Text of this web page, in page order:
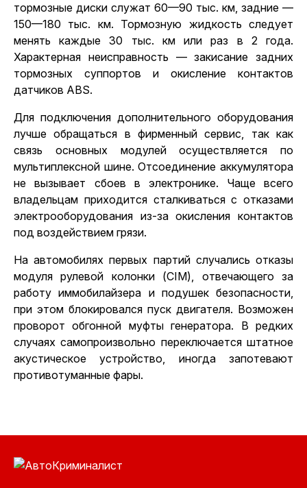
тормозные диски служат 60—90 тыс. км, задние —
150—180 тыс. км. Тормозную жидкость следует
менять каждые 30 тыс. км или раз в 2 года.
Характерная неисправность — закисание задних
тормозных суппортов и окисление контактов
датчиков ABS.
Для подключения дополнительного оборудования
лучше обращаться в фирменный сервис, так как
связь основных модулей осуществляется по
мультиплексной шине. Отсоединение аккумулятора
не вызывает сбоев в электронике. Чаще всего
владельцам приходится сталкиваться с отказами
электрооборудования из-за окисления контактов
под воздействием грязи.
На автомобилях первых партий случались отказы
модуля рулевой колонки (CIM), отвечающего за
работу иммобилайзера и подушек безопасности,
при этом блокировался пуск двигателя. Возможен
проворот обгонной муфты генератора. В редких
случаях самопроизвольно переключается штатное
акустическое устройство, иногда запотевают
противотуманные фары.